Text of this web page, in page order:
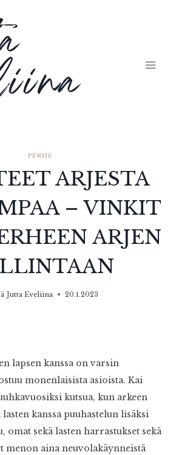
PERHE
ARJESTA
– VINKIT
ARJEN
Jutta Eveliina 20.1.2023
lapsen kanssa on varsin
monenlaisista asioista. Kai
kutsua, kun arkeen
kanssa puuhastelun lisäksi
omat sekä lasten harrastukset sekä
menon aina neuvolakäynneistä